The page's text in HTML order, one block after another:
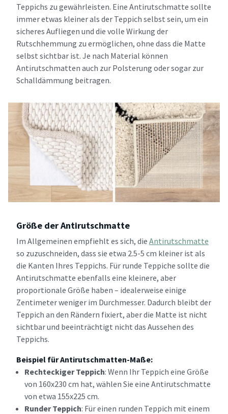
Teppichs zu gewährleisten. Eine Antirutschmatte sollte
immer etwas kleiner als der Teppich selbst sein, um ein
sicheres Aufliegen und die volle Wirkung der
Rutschhemmung zu ermöglichen, ohne dass die Matte
selbst sichtbar ist. Je nach Material können
Antirutschmatten auch zur Polsterung oder sogar zur
Schalldämmung beitragen.
Größe der Antirutschmatte
Im Allgemeinen empfiehlt es sich, die Antirutschmatte
so zuzuschneiden, dass sie etwa 2.5-5 cm kleiner ist als
die Kanten Ihres Teppichs. Für runde Teppiche sollte die
Antirutschmatte ebenfalls eine kleinere, aber
proportionale Größe haben – idealerweise einige
Zentimeter weniger im Durchmesser. Dadurch bleibt der
Teppich an den Rändern fixiert, aber die Matte ist nicht
sichtbar und beeinträchtigt nicht das Aussehen des
Teppichs.
Beispiel für Antirutschmatten-Maße:
Rechteckiger Teppich: Wenn Ihr Teppich eine Größe
von 160x230 cm hat, wählen Sie eine Antirutschmatte
von etwa 155x225 cm.
Runder Teppich: Für einen runden Teppich mit einem